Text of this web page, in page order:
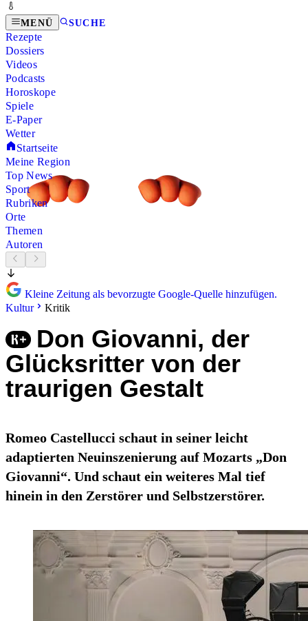
MENÜ SUCHE
Rezepte
Dossiers
Videos
Podcasts
Horoskope
Spiele
E-Paper
Wetter
Startseite
Meine Region
Top News
Sport
Rubriken
Orte
Themen
Autoren
Kleine Zeitung als bevorzugte Google-Quelle hinzufügen.
Kultur
Kritik
Don Giovanni, der
Glücksritter von der
traurigen Gestalt
Romeo Castellucci schaut in seiner leicht
adaptierten Neuinszenierung auf Mozarts „Don
Giovanni“. Und schaut ein weiteres Mal tief
hinein in den Zerstörer und Selbstzerstörer.